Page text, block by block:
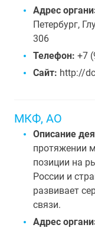
Адрес
Петербург,
306
Телефон: +7
Сайт: http://
МКФ, АО
Описание
протяжении
позиции на
России и
развивает
связи.
Адрес